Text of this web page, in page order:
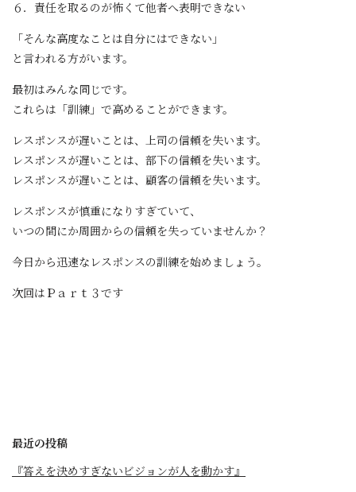
６．責任を取るのが怖くて他者へ表明できない
「そんな高度なことは自分にはできない」
と言われる方がいます。
最初はみんな同じです。
これらは「訓練」で高めることができます。
レスポンスが遅いことは、上司の信頼を失います。
レスポンスが遅いことは、部下の信頼を失います。
レスポンスが遅いことは、顧客の信頼を失います。
レスポンスが慎重になりすぎていて、
いつの間にか周囲からの信頼を失っていませんか？
今日から迅速なレスポンスの訓練を始めましょう。
次回はＰａｒｔ３です
最近の投稿
『答えを決めすぎないビジョンが人を動かす』